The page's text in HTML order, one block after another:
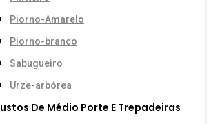
Piorno-Amarelo
Piorno-branco
Sabugueiro
Urze-arbórea
De Médio Porte E Trepadeiras